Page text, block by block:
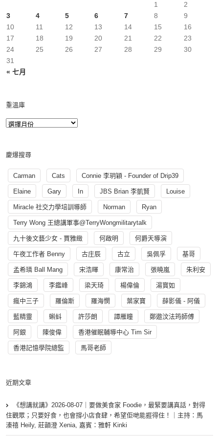
« 七月
1
2
3
4 5 6 7 8
9
10
11 12 13 14 15
16
17
18 19 20 21 22
23
24
25 26 27 28 29
30
31
重溫庫
慶爆搜尋
Carman Cats Connie 李玥穎 - Founder of Drip39
Elaine Gary In JBS Brian 李凱賢 Louise
Miracle 社交力學培訓導師 Norman Ryan
Terry Wong 王總講軍事@TerryWongmilitarytalk
九十後文藝少女 - 賈雅緻 何啟明 何爵天導演
午夜工作者 Benny 古庄辰 古立 吳佩孚 基哥
孟希璘 Ball Mang 宋浩暉 康常治 張曉嵐 朱利安
李錦鴻 李鑑峰 梁天琦 楊偉倫 湯寳如
瘋中三子 羅倫斯 羅海憫 葉家寶 薛影儀 - 阿儀
藍精靈 蝌蚪 許莎朗 譚雁瞳 鄭遨汶法筠師傅
阿銀 陳俊偉 香港催眠輔導中心 Tim Sir
香港記憶學院總監 馬哥老師
近期文章
《想講就講》2026-08-07｜要做美食家 Foodie，最緊要講真話，對得
住觀眾；只要好食，也會撐小店食肆，希望佢哋能捱得住！｜主持：馬
溱禧 Heily, 莊韻澄 Xenia, 嘉賓：雅軒 Kinki